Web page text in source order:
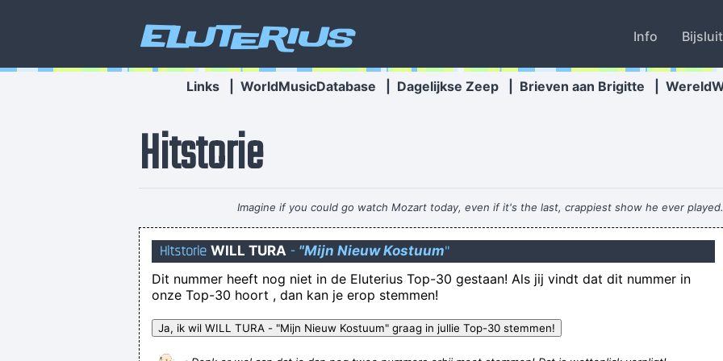
Eluterius Info
Links WorldMusicDatabase Dagelijkse Zeep Brieven aan Brigitte
Hitstorie
Imagine if you could go watch Mozart today, even if it's the last, crappiest show he ever
beter met
Resource at '/content/teveeltijd/nl/fisting/s-zine/
In een
Hitstorie WILL TURA - "Mijn Nieuw Kostuum"
Dit nummer heeft nog niet in de Eluterius Top-30 gestaan! Als jij vindt dat dit nummer in
onze Top-30 hoort , dan kan je erop stemmen!